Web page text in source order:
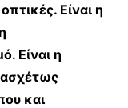
οπτικές. Είναι η
Είναι η
ασχέτως
και